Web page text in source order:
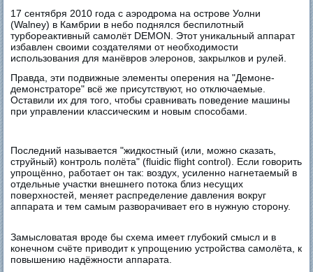
17 сентября 2010 года с аэродрома на острове Уолни
(Walney) в Камбрии в небо поднялся беспилотный
турбореактивный самолёт DEMON. Этот уникальный аппарат
избавлен своими создателями от необходимости
использования для манёвров элеронов, закрылков и рулей.
Правда, эти подвижные элементы оперения на "Демоне-
демонстраторе" всё же присутствуют, но отключаемые.
Оставили их для того, чтобы сравнивать поведение машины
при управлении классическим и новым способами.
Последний называется "жидкостный (или, можно сказать,
струйный) контроль полёта" (fluidic flight control). Если говорить
упрощённо, работает он так: воздух, усиленно нагнетаемый в
отдельные участки внешнего потока близ несущих
поверхностей, меняет распределение давления вокруг
аппарата и тем самым разворачивает его в нужную сторону.
Замысловатая вроде бы схема имеет глубокий смысл и в
конечном счёте приводит к упрощению устройства самолёта, к
повышению надёжности аппарата.